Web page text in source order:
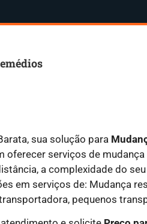
sua solução para
oferecer serviços de
a complexidade do
em serviços de: Mudança
pequenos